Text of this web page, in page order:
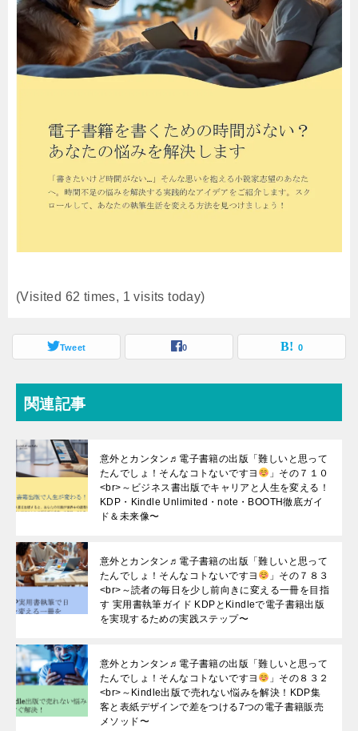
(Visited 62 times, 1 visits today)
Tweet 0 0
関連記事
意外とカンタン♬電子書籍の出版「難しいと思って
たんでしょ！そんなコトないですヨ
」その７１０
<br>～ビジネス書出版でキャリアと人生を変える！
KDP・Kindle Unlimited・note・BOOTH徹底ガイ
ド＆未来像〜
意外とカンタン♬電子書籍の出版「難しいと思って
たんでしょ！そんなコトないですヨ
」その７８３
<br>～読者の毎日を少し前向きに変える一冊を目指
す 実用書執筆ガイド KDPとKindleで電子書籍出版
を実現するための実践ステップ〜
意外とカンタン♬電子書籍の出版「難しいと思って
たんでしょ！そんなコトないですヨ
」その８３２
<br>～Kindle出版で売れない悩みを解決！KDP集
客と表紙デザインで差をつける7つの電子書籍販売
メソッド〜